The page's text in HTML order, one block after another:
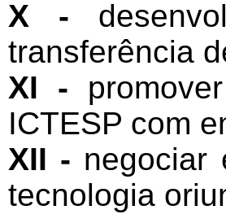
X -
transferência
XI -
ICTESP com
XII - negociar
tecnologia